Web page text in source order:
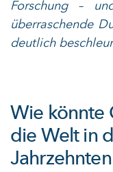
Forschung –
überraschende
deutlich
Wie könnte
die Welt in